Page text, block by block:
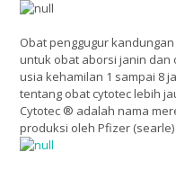
Obat penggugur
untuk obat aborsi janin dan
usia kehamilan 1 sampai 8
tentang obat cytotec lebih
Cytotec ® adalah nama
produksi oleh Pfizer (searle)